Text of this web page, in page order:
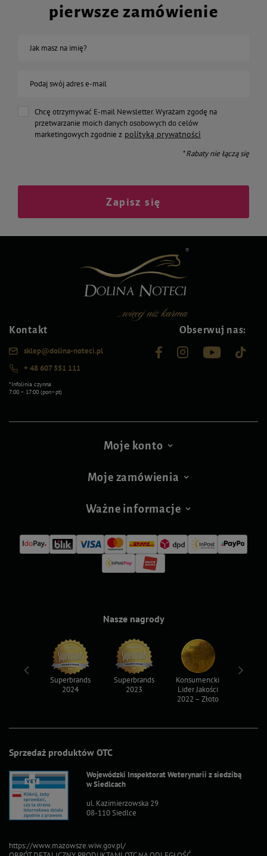
pierwsze zamówienie
Jak masz na imię?
Podaj swój adres e-mail
Chcę otrzymywać E-mail Newsletter. Wyrażam zgodę na
przetwarzanie moich danych osobowych do celów
marketingowych zgodnie z polityką prywatności
* Rabaty nie łączą się
Zapisz się
Kontakt
sklep@dolina-noteci.pl
+ 48 607 551 111
*Infolinia czynna
7:00 – 17:00 (pon–pt)
Obserwuj nas:
Moje konto
Moje zamówienia
Ważne informacje
Sprzedaż produktów OTC
Wojewódzki Inspektorat Weterynarii z siedzibą
w Siedlcach
ul. Kazimierzowska 29
08-110 Siedlce
https://www.mazowsze.wiw.gov.pl/
Nasze nagrody
Superbrands
2024
Superbrands
2023
Konsumencki
Lider Jakości
2022 – Złoto